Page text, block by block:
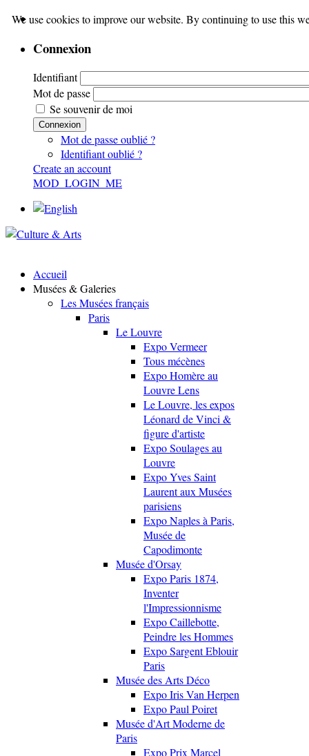
Connexion
Identifiant
Mot de passe
Se souvenir de moi
Connexion
Mot de passe oublié ?
Identifiant oublié ?
Create an account
MOD_LOGIN_ME
Accueil
Musées & Galeries
Les Musées français
Paris
Le Louvre
Expo Vermeer
Tous mécènes
Expo Homère au
Louvre Lens
Le Louvre, les expos
Léonard de Vinci &
figure d'artiste
Expo Soulages au
Louvre
Expo Yves Saint
Laurent aux Musées
parisiens
Expo Naples à Paris,
Musée de
Capodimonte
Musée d'Orsay
Expo Paris 1874,
Inventer
l'Impressionnisme
Expo Caillebotte,
Peindre les Hommes
Expo Sargent Eblouir
Paris
Musée des Arts Déco
Expo Iris Van Herpen
Expo Paul Poiret
Musée d'Art Moderne de
Paris
Expo Prix Marcel
We use cookies to improve our website. By continuing to use this